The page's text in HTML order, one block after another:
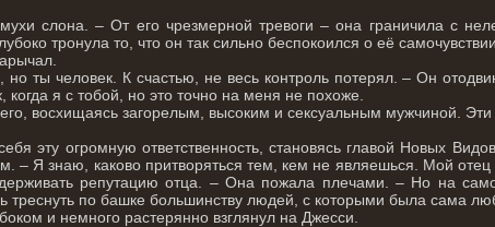
слона. – От его чрезмерной тревоги – она граничила с
тронула то, что он так сильно беспокоился о её самочувствии.
ты человек. К счастью, не весь контроль потерял. – Он
я с тобой, но это точно на меня не похоже.
восхищаясь загорелым, высоким и сексуальным мужчиной.
эту огромную ответственность, становясь главой Новых
– Я знаю, каково притворяться тем, кем не являешься. Мой отец
репутацию отца. – Она пожала плечами. – Но на
по башке большинству людей, с которыми была сама
и немного растерянно взглянул на Джесси.